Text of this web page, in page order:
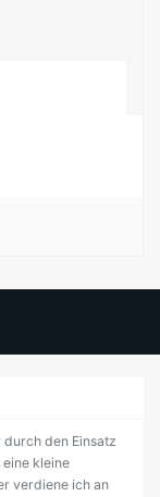
den Einsatz
kleine
verdiene ich an